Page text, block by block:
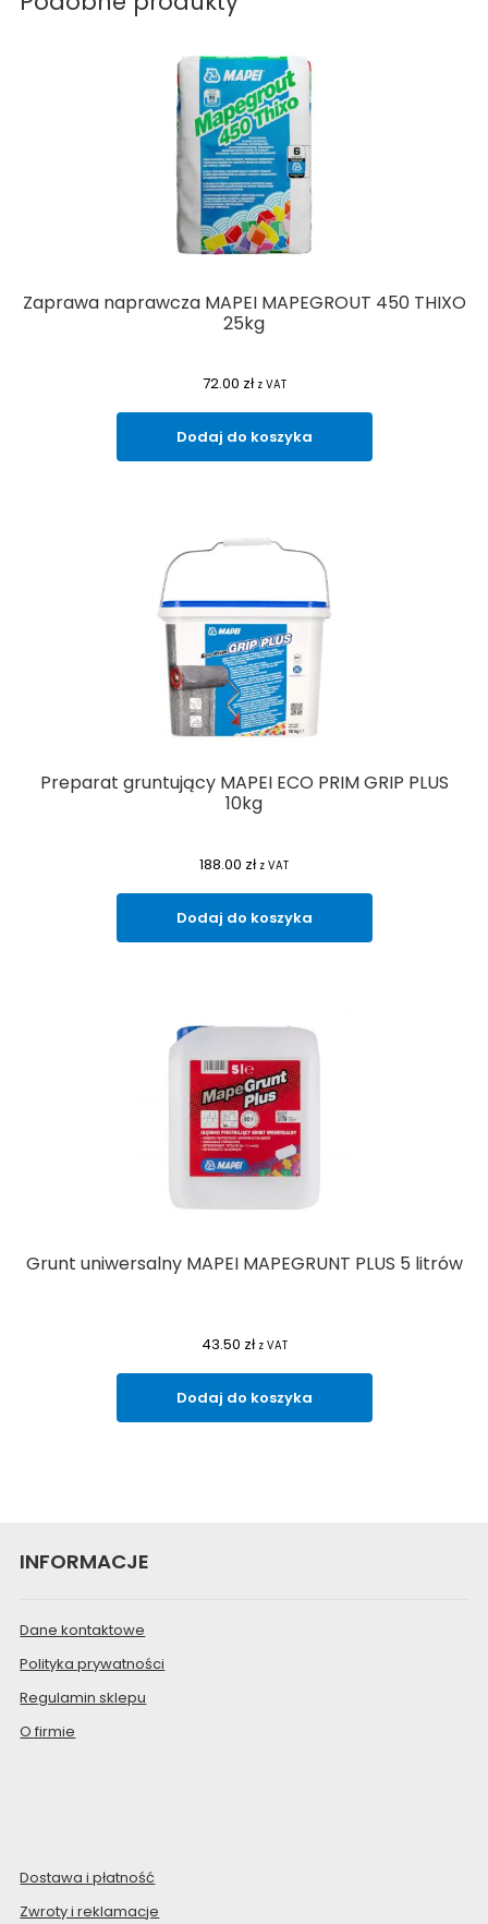
Zaprawa naprawcza MAPEI MAPEGROUT 450 THIXO
25kg
72.00 zł z VAT
Dodaj do koszyka
Preparat gruntujący MAPEI ECO PRIM GRIP PLUS
10kg
188.00 zł z VAT
Dodaj do koszyka
Grunt uniwersalny MAPEI MAPEGRUNT PLUS 5 litrów
43.50 zł z VAT
Dodaj do koszyka
INFORMACJE
Dane kontaktowe
Polityka prywatności
Regulamin sklepu
O firmie
Dostawa i płatność
Zwroty i reklamacje